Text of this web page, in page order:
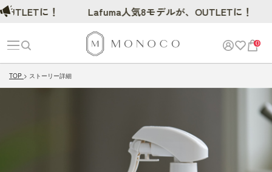
0
TOP ストーリー詳細
に！ Lafuma人気8モデルが、OUTLETに！